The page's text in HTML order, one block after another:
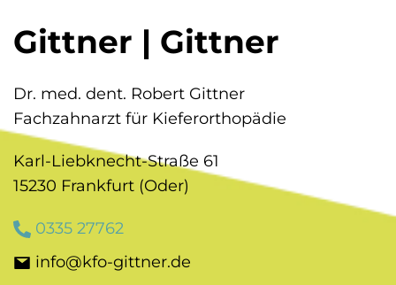
Gittner | Gittner
Dr. med. dent. Robert Gittner
Fachzahnarzt für Kieferorthopädie
Karl-Liebknecht-Straße 61
15230 Frankfurt (Oder)
0335 27762
info@kfo-gittner.de